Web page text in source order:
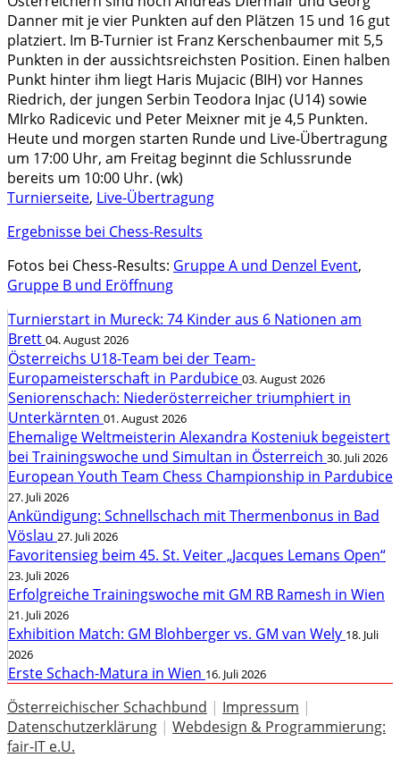
Danner mit je vier Punkten auf den Plätzen 15 und 16 gut
platziert. Im B-Turnier ist Franz Kerschenbaumer mit 5,5
Punkten in der aussichtsreichsten Position. Einen halben
Punkt hinter ihm liegt Haris Mujacic (BIH) vor Hannes
Riedrich, der jungen Serbin Teodora Injac (U14) sowie
MIrko Radicevic und Peter Meixner mit je 4,5 Punkten.
Heute und morgen starten Runde und Live-Übertragung
um 17:00 Uhr, am Freitag beginnt die Schlussrunde
bereits um 10:00 Uhr. (wk)
Turnierseite, Live-Übertragung
Ergebnisse bei Chess-Results
Fotos bei Chess-Results: Gruppe A und Denzel Event,
Gruppe B und Eröffnung
Turnierstart in Mureck: 74 Kinder aus 6 Nationen am
Brett 04. August 2026
Österreichs U18-Team bei der Team-
Europameisterschaft in Pardubice 03. August 2026
Seniorenschach: Niederösterreicher triumphiert in
Unterkärnten 01. August 2026
Ehemalige Weltmeisterin Alexandra Kosteniuk begeistert
bei Trainingswoche und Simultan in Österreich 30. Juli 2026
European Youth Team Chess Championship in Pardubice
27. Juli 2026
Ankündigung: Schnellschach mit Thermenbonus in Bad
Vöslau 27. Juli 2026
Favoritensieg beim 45. St. Veiter „Jacques Lemans Open“
23. Juli 2026
Erfolgreiche Trainingswoche mit GM RB Ramesh in Wien
21. Juli 2026
Exhibition Match: GM Blohberger vs. GM van Wely 18. Juli
2026
Erste Schach-Matura in Wien 16. Juli 2026
Österreichischer Schachbund | Impressum |
Datenschutzerklärung | Webdesign & Programmierung:
fair-IT e.U.